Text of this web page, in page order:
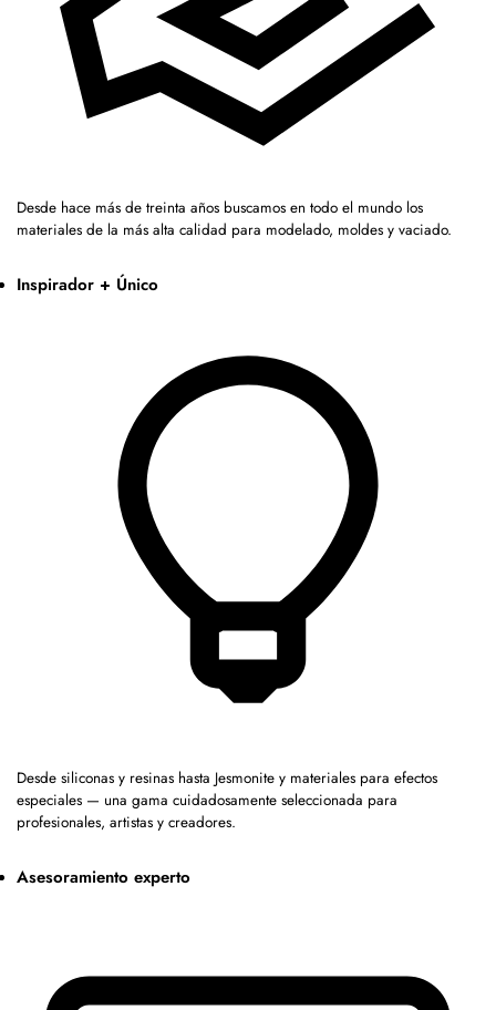
Desde hace más de treinta años buscamos en todo el mundo los
materiales de la más alta calidad para modelado, moldes y vaciado.
Inspirador + Único
Desde siliconas y resinas hasta Jesmonite y materiales para efectos
especiales — una gama cuidadosamente seleccionada para
profesionales, artistas y creadores.
Asesoramiento experto